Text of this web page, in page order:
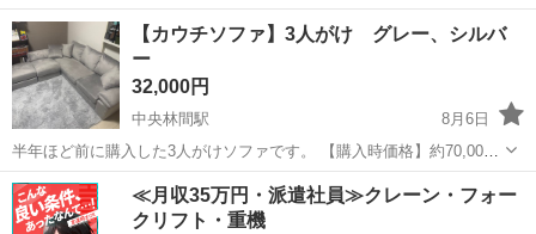
迫感のない３人がけのソファです。 タイから15万ほどで輸入したヴィ
ンテージの一品です。背もたれは深すぎず立ち上がるのが簡単です。 -
座席数: 3人掛け - フ...
神奈川 横浜市 都筑ふれあいの丘駅 ソファ
【カウチソファ】3人がけ グレー、シルバ
ー
32,000円
中央林間駅
8月6日
半年ほど前に購入した3人がけソファです。 【購入時価格】約70,000
円 【サイズ】下記にあり 【傷などの状態】とくに目立った傷、汚れは
ありません。 【アピールポイント】 引っ越しに伴い買い替えを行うた
め、出品しました。 状...
神奈川 大和市 中央林間駅 ソファ
≪月収35万円・派遣社員≫クレーン・フォー
クリフト・重機